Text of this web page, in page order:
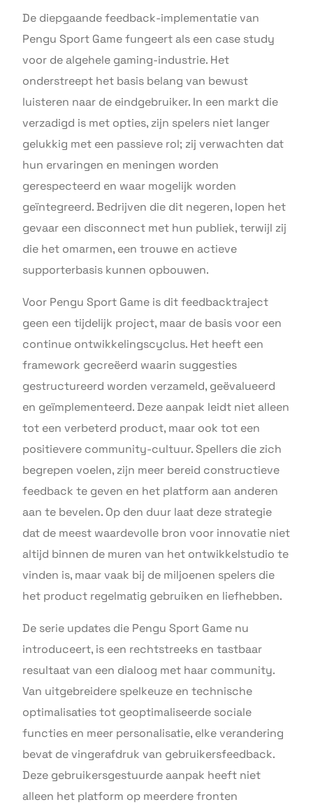
De diepgaande feedback-implementatie van
Pengu Sport Game fungeert als een case study
voor de algehele gaming-industrie. Het
onderstreept het basis belang van bewust
luisteren naar de eindgebruiker. In een markt die
verzadigd is met opties, zijn spelers niet langer
gelukkig met een passieve rol; zij verwachten dat
hun ervaringen en meningen worden
gerespecteerd en waar mogelijk worden
geïntegreerd. Bedrijven die dit negeren, lopen het
gevaar een disconnect met hun publiek, terwijl zij
die het omarmen, een trouwe en actieve
supporterbasis kunnen opbouwen.
Voor Pengu Sport Game is dit feedbacktraject
geen een tijdelijk project, maar de basis voor een
continue ontwikkelingscyclus. Het heeft een
framework gecreëerd waarin suggesties
gestructureerd worden verzameld, geëvalueerd
en geïmplementeerd. Deze aanpak leidt niet alleen
tot een verbeterd product, maar ook tot een
positievere community-cultuur. Spellers die zich
begrepen voelen, zijn meer bereid constructieve
feedback te geven en het platform aan anderen
aan te bevelen. Op den duur laat deze strategie
dat de meest waardevolle bron voor innovatie niet
altijd binnen de muren van het ontwikkelstudio te
vinden is, maar vaak bij de miljoenen spelers die
het product regelmatig gebruiken en liefhebben.
De serie updates die Pengu Sport Game nu
introduceert, is een rechtstreeks en tastbaar
resultaat van een dialoog met haar community.
Van uitgebreidere spelkeuze en technische
optimalisaties tot geoptimaliseerde sociale
functies en meer personalisatie, elke verandering
bevat de vingerafdruk van gebruikersfeedback.
Deze gebruikersgestuurde aanpak heeft niet
alleen het platform op meerdere fronten